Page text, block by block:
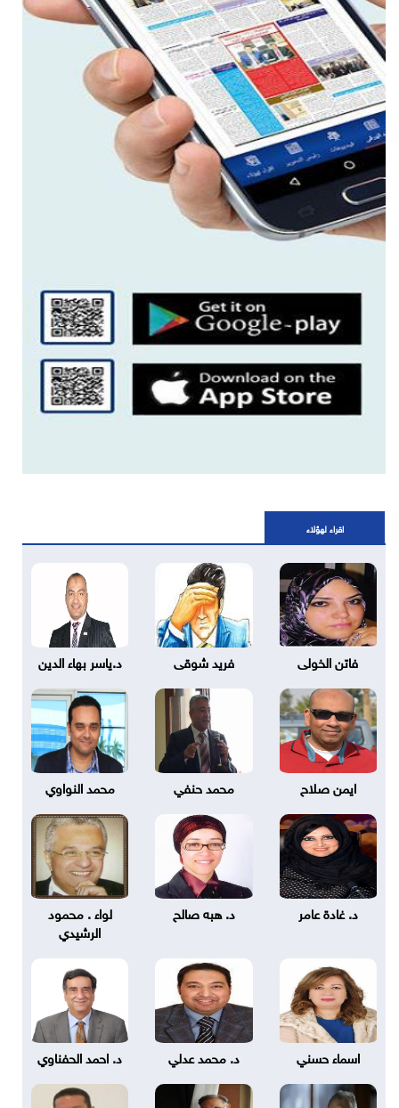
اقراء لهؤلاء
فاتن الخولى فريد شوقى د.ياسر بهاء الدين
ايمن صلاح محمد حنفي محمد النواوي
د. غادة عامر د. هبه صالح
لواء . محمود
الرشيدي
اسماء حسني د. محمد عدلي د. احمد الحفناوي